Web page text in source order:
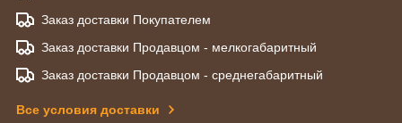
Заказ доставки Покупателем
Заказ доставки Продавцом - мелкогабаритный
Заказ доставки Продавцом - среднегабаритный
Все условия доставки